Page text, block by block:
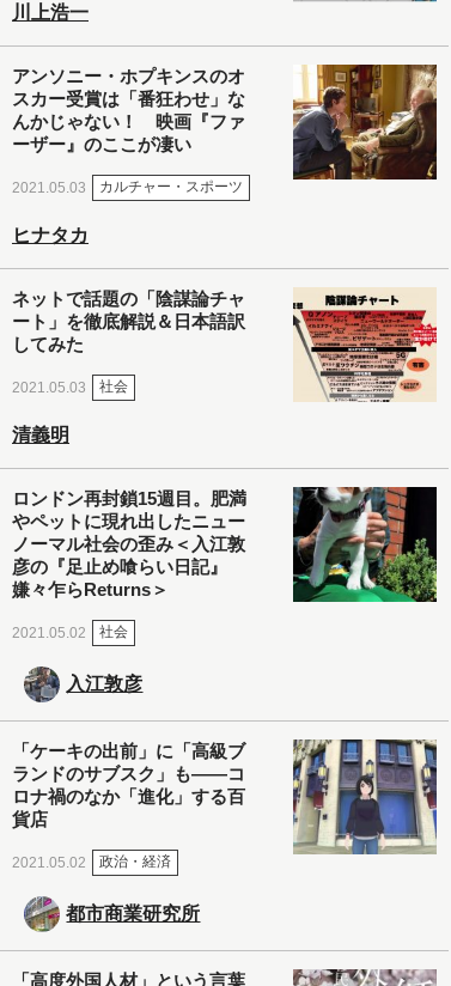
川上浩一
アンソニー・ホプキンスのオ
スカー受賞は「番狂わせ」な
んかじゃない！ 映画『ファ
ーザー』のここが凄い
2021.05.03 カルチャー・スポーツ
ヒナタカ
ネットで話題の「陰謀論チャ
ート」を徹底解説＆日本語訳
してみた
2021.05.03 社会
清義明
ロンドン再封鎖15週目。肥満
やペットに現れ出したニュー
ノーマル社会の歪み＜入江敦
彦の『足止め喰らい日記』
嫌々乍らReturns＞
2021.05.02 社会
入江敦彦
「ケーキの出前」に「高級ブ
ランドのサブスク」も――コ
ロナ禍のなか「進化」する百
貨店
2021.05.02 政治・経済
都市商業研究所
「高度外国人材」という言葉